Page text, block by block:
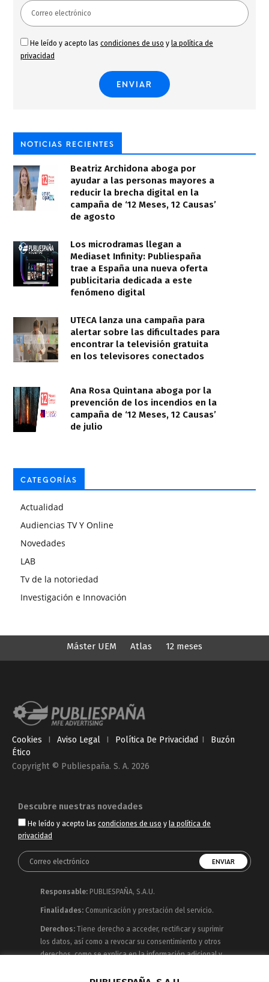
He leído y acepto las condiciones de uso y la política de
privacidad
NOTICIAS RECIENTES
Beatriz Archidona aboga por
ayudar a las personas mayores a
reducir la brecha digital en la
campaña de ‘12 Meses, 12 Causas’
de agosto
Los microdramas llegan a
Mediaset Infinity: Publiespaña
trae a España una nueva oferta
publicitaria dedicada a este
fenómeno digital
UTECA lanza una campaña para
alertar sobre las dificultades para
encontrar la televisión gratuita
en los televisores conectados
Ana Rosa Quintana aboga por la
prevención de los incendios en la
campaña de ‘12 Meses, 12 Causas’
de julio
CATEGORÍAS
Actualidad
Audiencias TV Y Online
Novedades
LAB
Tv de la notoriedad
Investigación e Innovación
Máster UEM Atlas 12 meses
Cookies I Aviso Legal I Política De Privacidad I
Buzón
Ético
Copyright © Publiespaña. S. A. 2026
Descubre nuestras novedades
He leído y acepto las condiciones de uso y la política de
privacidad
Responsable: PUBLIESPAÑA, S.A.U.
Finalidades: Comunicación y prestación del servicio.
Derechos: Tiene derecho a acceder, rectificar y suprimir
los datos, así como a revocar su consentimiento y otros
derechos, como se explica en la información adicional y